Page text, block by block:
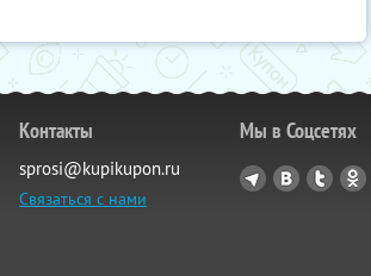
Контакты
sprosi@kupikupon.ru
Связаться с нами
Мы в Соцсетях